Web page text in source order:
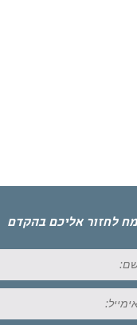
לחזור אליכם בהקדם